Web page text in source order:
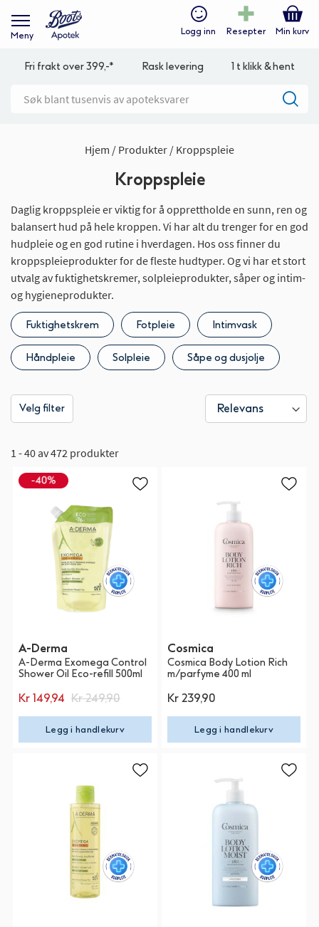
Meny Logg inn Resepter Min kurv
Fri frakt over 399,-* Rask levering 1 t klikk & hent
Hjem Produkter Kroppspleie
Kroppspleie
Daglig kroppspleie er viktig for å opprettholde en sunn, ren og
balansert hud på hele kroppen. Vi har alt du trenger for en god
hudpleie og en god rutine i hverdagen. Hos oss finner du
kroppspleieprodukter for de fleste hudtyper. Og vi har et stort
utvalg av fuktighetskremer, solpleieprodukter, såper og intim-
og hygieneprodukter.
Fuktighetskrem Fotpleie Intimvask
Håndpleie Solpleie Såpe og dusjolje
Velg filter
1 - 40 av 472 produkter
A-Derma
A-Derma Exomega Control
Shower Oil Eco-refill 500ml
Kr 149,94 Kr 249,90
Legg i handlekurv
Cosmica
Cosmica Body Lotion Rich
m/parfyme 400 ml
Kr 239,90
Legg i handlekurv